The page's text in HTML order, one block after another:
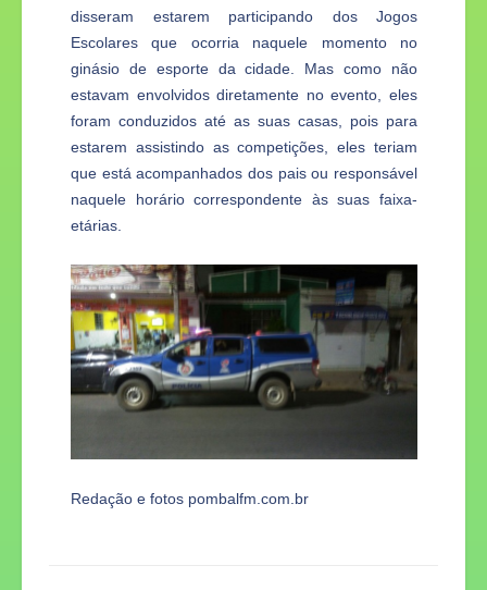
disseram estarem participando dos Jogos
Escolares que ocorria naquele momento no
ginásio de esporte da cidade. Mas como não
estavam envolvidos diretamente no evento, eles
foram conduzidos até as suas casas, pois para
estarem assistindo as competições, eles teriam
que está acompanhados dos pais ou responsável
naquele horário correspondente às suas faixa-
etárias.
Redação e fotos pombalfm.com.br